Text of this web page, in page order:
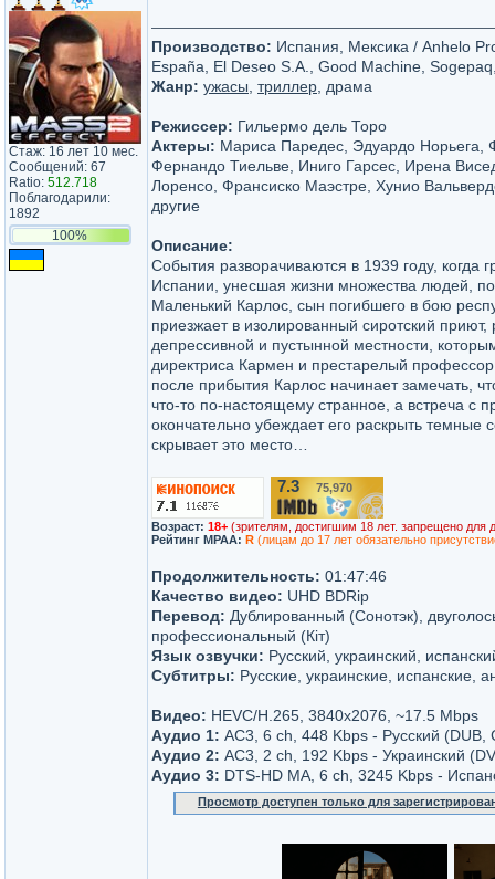
Стаж: 16 лет 10 мес.
Сообщений: 67
Ratio: 512.718
Поблагодарили:
1892
100%
Производство: Испания, Мексика / Anhelo
España, El Deseo S.A., Good Machine,
Жанр: ужасы триллер , драма
Режиссер: Гильермо дель Торо
Актеры: Мариса Паредес, Эдуардо Норьега,
Фернандо Тиельве, Иниго Гарсес, Ирена
Лоренсо, Франсиско Маэстре, Хунио
другие
Описание:
События разворачиваются в 1939 году, когда
Испании, унесшая жизни множества людей,
Маленький Карлос, сын погибшего в бою
приезжает в изолированный сиротский
депрессивной и пустынной местности,
директриса Кармен и престарелый
после прибытия Карлос начинает замечать,
что-то по-настоящему странное, а встреча с
окончательно убеждает его раскрыть темные
скрывает это место…
7.3 75,970
Возраст: 18+ (зрителям, достигшим 18 лет. запрещено для
Рейтинг MPAA: R (лицам до 17 лет обязательно
Продолжительность: 01:47:46
Качество видео: UHD BDRip
Перевод: Дублированный (Сонотэк),
профессиональный (Кіт)
Язык озвучки: Русский, украинский,
Субтитры: Русские, украинские, испанские,
Видео: HEVC/H.265, 3840x2076, ~17.5 Mbps
Аудио 1: AC3, 6 ch, 448 Kbps - Русский (DUB,
Аудио 2: AC3, 2 ch, 192 Kbps - Украинский
Аудио 3: DTS-HD MA, 6 ch, 3245 Kbps -
Просмотр доступен только для